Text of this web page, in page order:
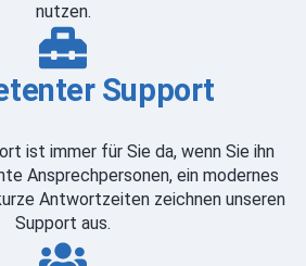
nutzen.
Support
ist immer für Sie da, wenn Sie ihn
Ansprechpersonen, ein modernes
Antwortzeiten zeichnen unseren
Support aus.